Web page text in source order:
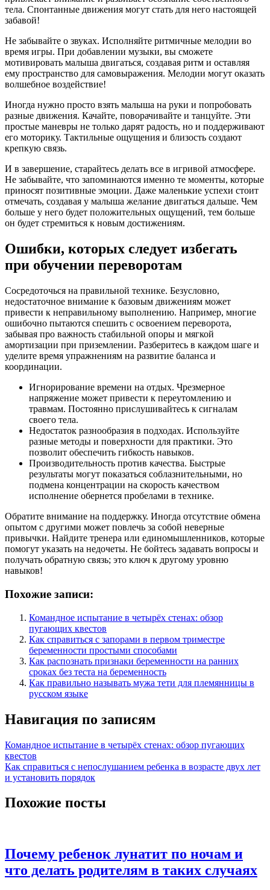
тела. Спонтанные движения могут стать для него настоящей
забавой!
Не забывайте о звуках. Исполняйте ритмичные мелодии во
время игры. При добавлении музыки, вы сможете
мотивировать малыша двигаться, создавая ритм и оставляя
ему пространство для самовыражения. Мелодии могут оказать
волшебное воздействие!
Иногда нужно просто взять малыша на руки и попробовать
разные движения. Качайте, поворачивайте и танцуйте. Эти
простые маневры не только дарят радость, но и поддерживают
его моторику. Тактильные ощущения и близость создают
крепкую связь.
И в завершение, старайтесь делать все в игривой атмосфере.
Не забывайте, что запоминаются именно те моменты, которые
приносят позитивные эмоции. Даже маленькие успехи стоит
отмечать, создавая у малыша желание двигаться дальше. Чем
больше у него будет положительных ощущений, тем больше
он будет стремиться к новым достижениям.
Ошибки, которых следует избегать
при обучении переворотам
Сосредоточься на правильной технике. Безусловно,
недостаточное внимание к базовым движениям может
привести к неправильному выполнению. Например, многие
ошибочно пытаются спешить с освоением переворота,
забывая про важность стабильной опоры и мягкой
амортизации при приземлении. Разберитесь в каждом шаге и
уделите время упражнениям на развитие баланса и
координации.
Игнорирование времени на отдых. Чрезмерное
напряжение может привести к переутомлению и
травмам. Постоянно прислушивайтесь к сигналам
своего тела.
Недостаток разнообразия в подходах. Используйте
разные методы и поверхности для практики. Это
позволит обеспечить гибкость навыков.
Производительность против качества. Быстрые
результаты могут показаться соблазнительными, но
подмена концентрации на скорость качеством
исполнение обернется пробелами в технике.
Обратите внимание на поддержку. Иногда отсутствие обмена
опытом с другими может повлечь за собой неверные
привычки. Найдите тренера или единомышленников, которые
помогут указать на недочеты. Не бойтесь задавать вопросы и
получать обратную связь; это ключ к другому уровню
навыков!
Похожие записи:
Командное испытание в четырёх стенах: обзор
пугающих квестов
Как справиться с запорами в первом триместре
беременности простыми способами
Как распознать признаки беременности на ранних
сроках без теста на беременность
Как правильно называть мужа тети для племянницы в
русском языке
Навигация по записям
Командное испытание в четырёх стенах: обзор пугающих
квестов
Как справиться с непослушанием ребенка в возрасте двух лет
и установить порядок
Похожие посты
Почему ребенок лунатит по ночам и
что делать родителям в таких случаях